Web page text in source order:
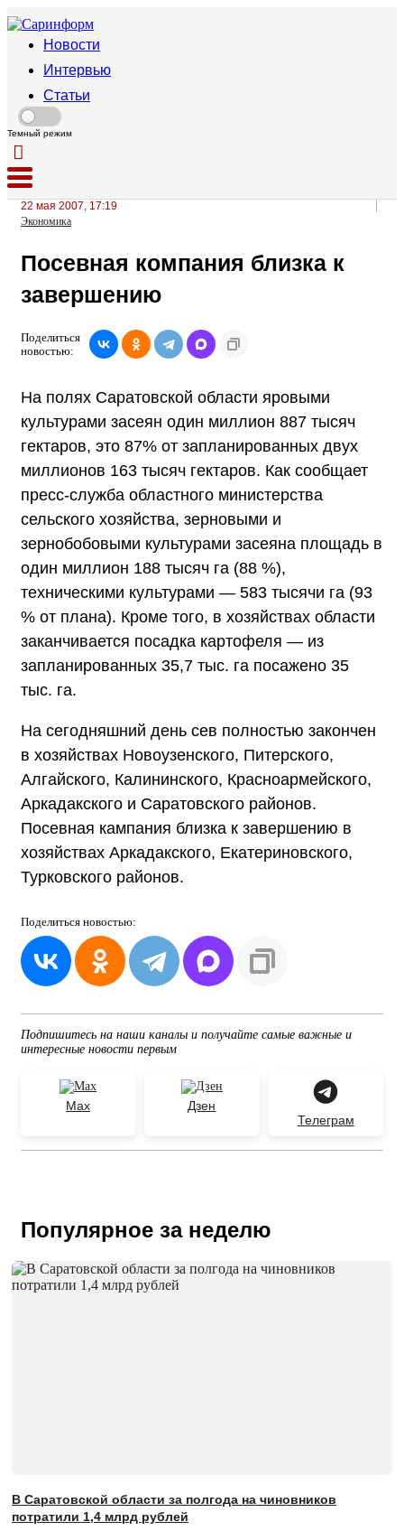
Новости
Интервью
Статьи
Темный режим
22 мая 2007, 17:19
Экономика
Посевная компания близка к
завершению
Поделиться
новостью:
На полях Саратовской области яровыми
культурами засеян один миллион 887 тысяч
гектаров, это 87% от запланированных двух
миллионов 163 тысяч гектаров. Как сообщает
пресс-служба областного министерства
сельского хозяйства, зерновыми и
зернобобовыми культурами засеяна площадь в
один миллион 188 тысяч га (88 %),
техническими культурами — 583 тысячи га (93
% от плана). Кроме того, в хозяйствах области
заканчивается посадка картофеля — из
запланированных 35,7 тыс. га посажено 35
тыс. га.
На сегодняшний день сев полностью закончен
в хозяйствах Новоузенского, Питерского,
Алгайского, Калининского, Красноармейского,
Аркадакского и Саратовского районов.
Посевная кампания близка к завершению в
хозяйствах Аркадакского, Екатериновского,
Турковского районов.
Поделиться новостью:
Подпишитесь на наши каналы и получайте самые важные и
интересные новости первым
Max
Дзен
Телеграм
Популярное за неделю
В Саратовской области за полгода на чиновников
потратили 1,4 млрд рублей